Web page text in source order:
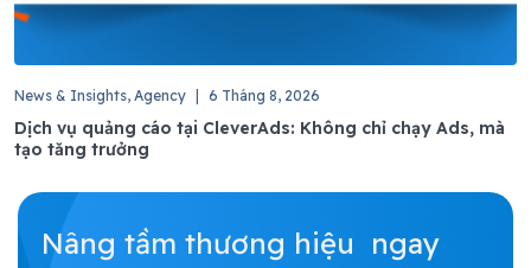
News & Insights, Agency 6 Tháng 8, 2026
Dịch vụ quảng cáo tại CleverAds: Không chỉ chạy Ads, mà
tạo tăng trưởng
Nâng tầm thương hiệu ngay